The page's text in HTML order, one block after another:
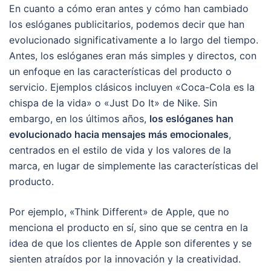
En cuanto a cómo eran antes y cómo han cambiado
los eslóganes publicitarios, podemos decir que han
evolucionado significativamente a lo largo del tiempo.
Antes, los eslóganes eran más simples y directos, con
un enfoque en las características del producto o
servicio. Ejemplos clásicos incluyen «Coca-Cola es la
chispa de la vida» o «Just Do It» de Nike. Sin
embargo, en los últimos años, los eslóganes han
evolucionado hacia mensajes más emocionales,
centrados en el estilo de vida y los valores de la
marca, en lugar de simplemente las características del
producto.
Por ejemplo, «Think Different» de Apple, que no
menciona el producto en sí, sino que se centra en la
idea de que los clientes de Apple son diferentes y se
sienten atraídos por la innovación y la creatividad.